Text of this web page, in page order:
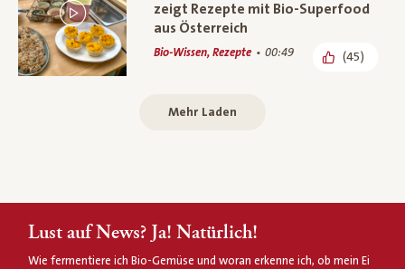
zeigt Rezepte mit Bio-Superfood
aus Österreich
Bio-Wissen, Rezepte 00:49 (45)
Mehr Laden
Lust auf News? Ja! Natürlich!
Wie fermentiere ich Bio-Gemüse und woran erkenne ich, ob mein Ei